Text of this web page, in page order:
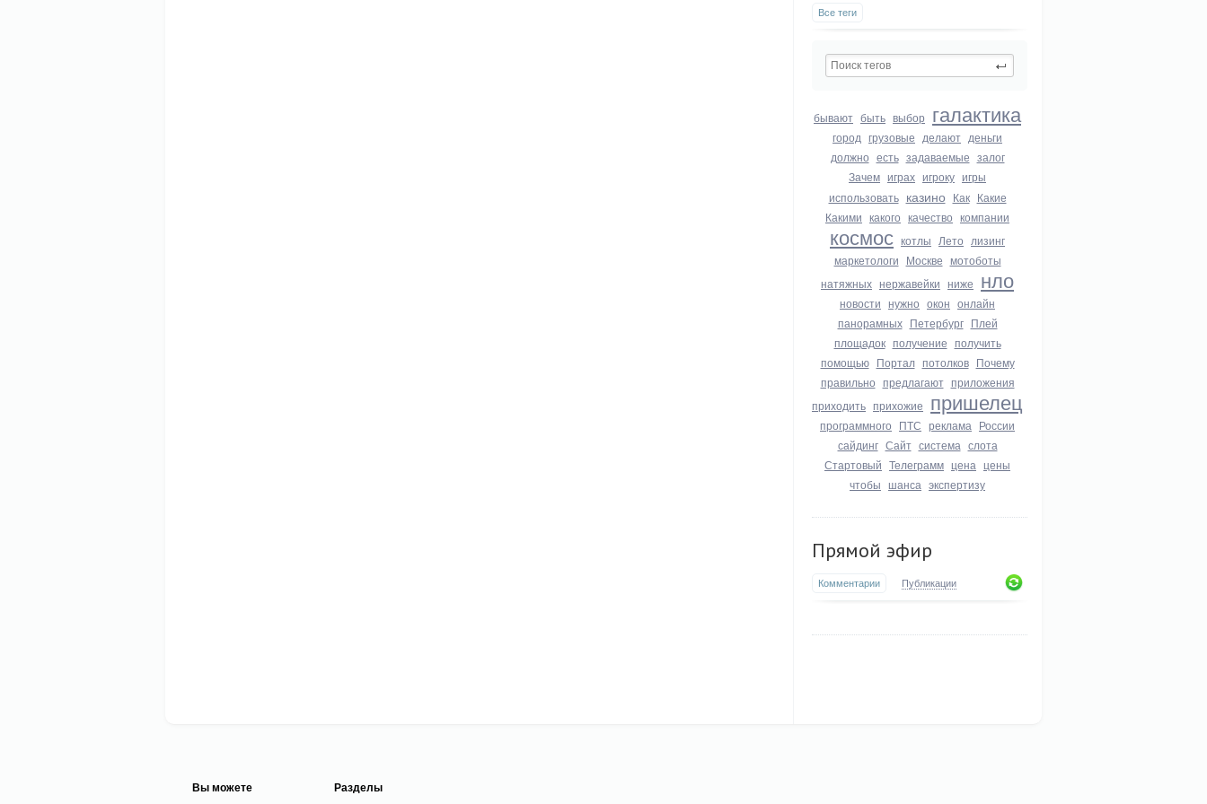
Все теги
бывают быть выбор галактика
город грузовые делают деньги
должно есть задаваемые залог
Зачем играх игроку игры
использовать казино Как Какие
Какими какого качество компании
космос котлы Лето лизинг
маркетологи Москве мотоботы
натяжных нержавейки ниже нло
новости нужно окон онлайн
панорамных Петербург Плей
площадок получение получить
помощью Портал потолков Почему
правильно предлагают приложения
приходить прихожие пришелец
программного ПТС реклама России
сайдинг Сайт система слота
Стартовый Телеграмм цена цены
чтобы шанса экспертизу
Прямой эфир
Комментарии Публикации
Вы можете Разделы